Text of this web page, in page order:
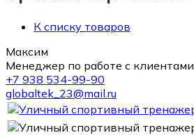
К списку товаров
Максим
Менеджер по работе с клиентами
+7 938 534-99-90
globaltek_23@mail.ru